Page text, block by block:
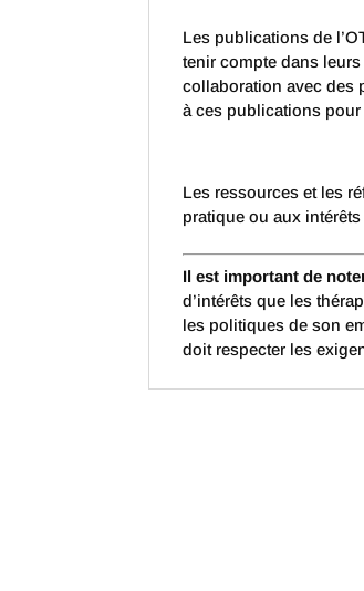
Les publications de
tenir compte dans
collaboration avec des
à ces publications
Les ressources et les
pratique ou aux
Il est important de
d’intérêts que les
les politiques de son
doit respecter les